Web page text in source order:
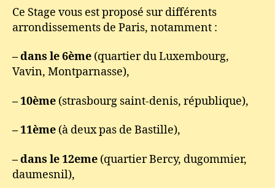
Ce Stage vous est proposé sur différents
arrondissements de Paris, notamment :
– dans le 6ème (quartier du Luxembourg,
Vavin, Montparnasse),
– 10ème (strasbourg saint-denis, république),
– 11ème (à deux pas de Bastille),
– dans le 12eme (quartier Bercy, dugommier,
daumesnil),